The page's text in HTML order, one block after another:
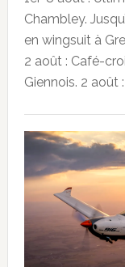
Chambley.
en wingsuit à
2 août : Café-
Giennois. 2 août